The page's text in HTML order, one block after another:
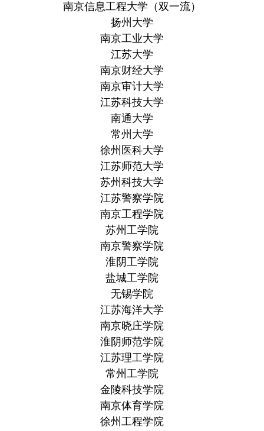
南京信息工程大学（双一流）
扬州大学
南京工业大学
江苏大学
南京财经大学
南京审计大学
江苏科技大学
南通大学
常州大学
徐州医科大学
江苏师范大学
苏州科技大学
江苏警察学院
南京工程学院
苏州工学院
南京警察学院
淮阴工学院
盐城工学院
无锡学院
江苏海洋大学
南京晓庄学院
淮阴师范学院
江苏理工学院
常州工学院
金陵科技学院
南京体育学院
徐州工程学院